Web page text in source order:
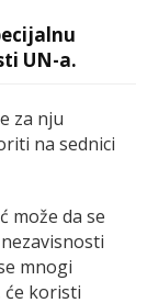
UN-a.
za nju
na sednici
može da se
mnogi
će koristi